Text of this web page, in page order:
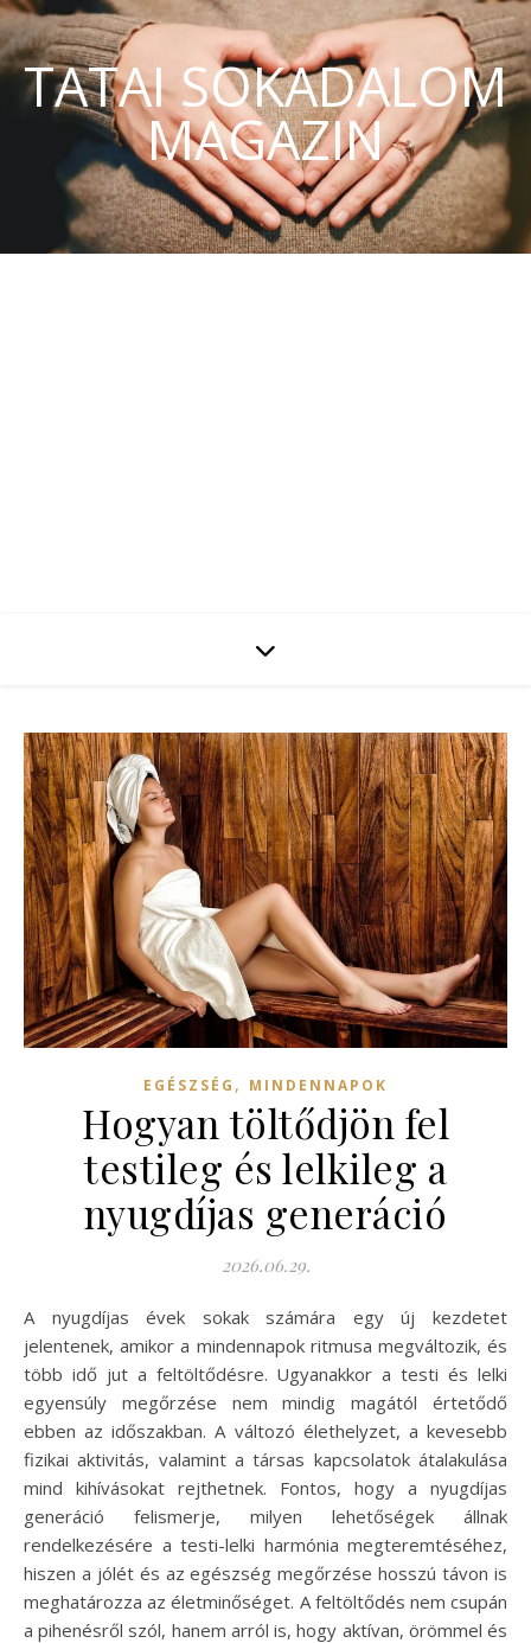
TATAI SOKADALOM
MAGAZIN
EGÉSZSÉG , MINDENNAPOK
Hogyan töltődjön fel
testileg és lelkileg a
nyugdíjas generáció
2026.06.29.
A nyugdíjas évek sokak számára egy új kezdetet
jelentenek, amikor a mindennapok ritmusa megváltozik, és
több idő jut a feltöltődésre. Ugyanakkor a testi és lelki
egyensúly megőrzése nem mindig magától értetődő
ebben az időszakban. A változó élethelyzet, a kevesebb
fizikai aktivitás, valamint a társas kapcsolatok átalakulása
mind kihívásokat rejthetnek. Fontos, hogy a nyugdíjas
generáció felismerje, milyen lehetőségek állnak
rendelkezésére a testi-lelki harmónia megteremtéséhez,
hiszen a jólét és az egészség megőrzése hosszú távon is
meghatározza az életminőséget. A feltöltődés nem csupán
a pihenésről szól, hanem arról is, hogy aktívan, örömmel és